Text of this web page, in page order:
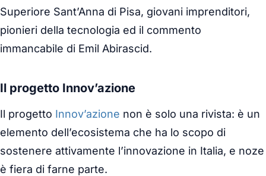
Superiore Sant’Anna di Pisa, giovani imprenditori,
pionieri della tecnologia ed il commento
immancabile di Emil Abirascid.
Il progetto Innov’azione
Il progetto Innov’azione non è solo una rivista: è un
elemento dell’ecosistema che ha lo scopo di
sostenere attivamente l’innovazione in Italia, e noze
è fiera di farne parte.